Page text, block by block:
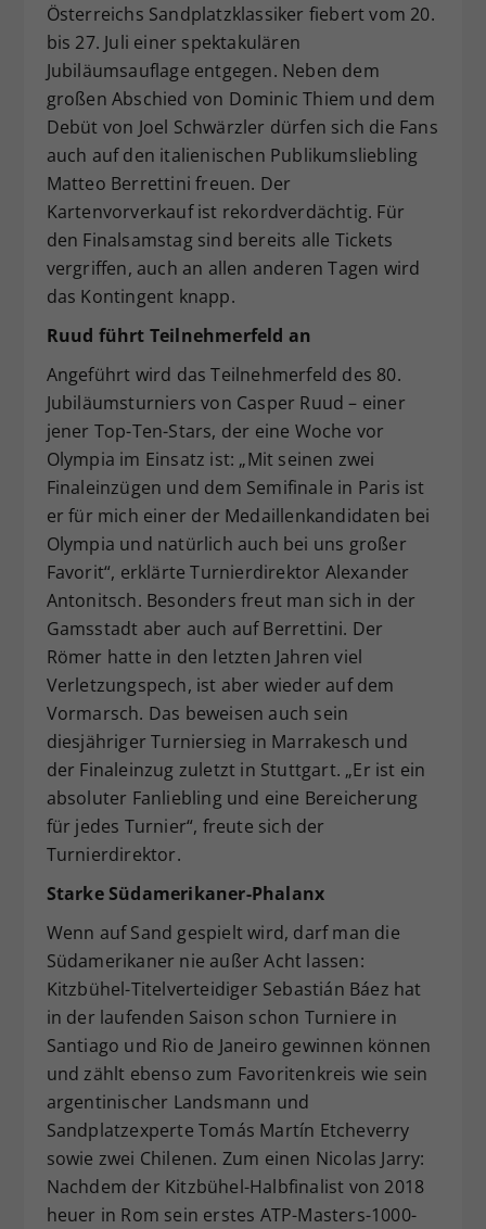
Österreichs Sandplatzklassiker fiebert vom 20.
bis 27. Juli einer spektakulären
Jubiläumsauflage entgegen. Neben dem
großen Abschied von Dominic Thiem und dem
Debüt von Joel Schwärzler dürfen sich die Fans
auch auf den italienischen Publikumsliebling
Matteo Berrettini freuen. Der
Kartenvorverkauf ist rekordverdächtig. Für
den Finalsamstag sind bereits alle Tickets
vergriffen, auch an allen anderen Tagen wird
das Kontingent knapp.
Ruud führt Teilnehmerfeld an
Angeführt wird das Teilnehmerfeld des 80.
Jubiläumsturniers von Casper Ruud – einer
jener Top-Ten-Stars, der eine Woche vor
Olympia im Einsatz ist: „Mit seinen zwei
Finaleinzügen und dem Semifinale in Paris ist
er für mich einer der Medaillenkandidaten bei
Olympia und natürlich auch bei uns großer
Favorit“, erklärte Turnierdirektor Alexander
Antonitsch. Besonders freut man sich in der
Gamsstadt aber auch auf Berrettini. Der
Römer hatte in den letzten Jahren viel
Verletzungspech, ist aber wieder auf dem
Vormarsch. Das beweisen auch sein
diesjähriger Turniersieg in Marrakesch und
der Finaleinzug zuletzt in Stuttgart. „Er ist ein
absoluter Fanliebling und eine Bereicherung
für jedes Turnier“, freute sich der
Turnierdirektor.
Starke Südamerikaner-Phalanx
Wenn auf Sand gespielt wird, darf man die
Südamerikaner nie außer Acht lassen:
Kitzbühel-Titelverteidiger Sebastián Báez hat
in der laufenden Saison schon Turniere in
Santiago und Rio de Janeiro gewinnen können
und zählt ebenso zum Favoritenkreis wie sein
argentinischer Landsmann und
Sandplatzexperte Tomás Martín Etcheverry
sowie zwei Chilenen. Zum einen Nicolas Jarry:
Nachdem der Kitzbühel-Halbfinalist von 2018
heuer in Rom sein erstes ATP-Masters-1000-
Zweck
Dieser Wert speichert Ihre Consent-
Einstellungen. Unter anderem eine
zufällig generierte ID, für die
historische Speicherung Ihrer
vorgenommen Einstellungen, falls der
Webseiten-Betreiber dies eingestellt